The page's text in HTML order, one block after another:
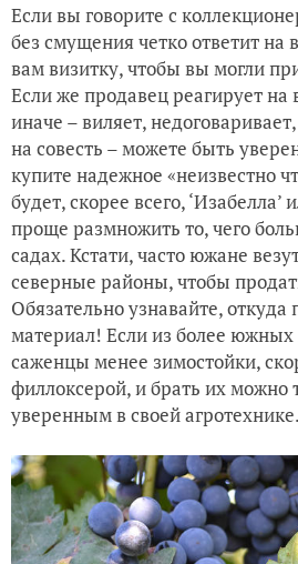
Если вы говорите с
без смущения четко ответит на
вам визитку, чтобы вы могли
Если же продавец реагирует на
иначе – виляет,
на совесть – можете быть
купите надежное «неизвестно
будет, скорее всего, ‘Изабелла’
проще размножить то, чего
садах. Кстати, часто южане
северные районы, чтобы
Обязательно узнавайте,
материал! Если из более южных
саженцы менее зимостойки,
филлоксерой, и брать их можно
уверенным в своей агротехнике.